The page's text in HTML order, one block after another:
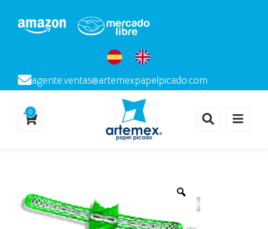
agente.ventas@artemexpapelpicado.com
0